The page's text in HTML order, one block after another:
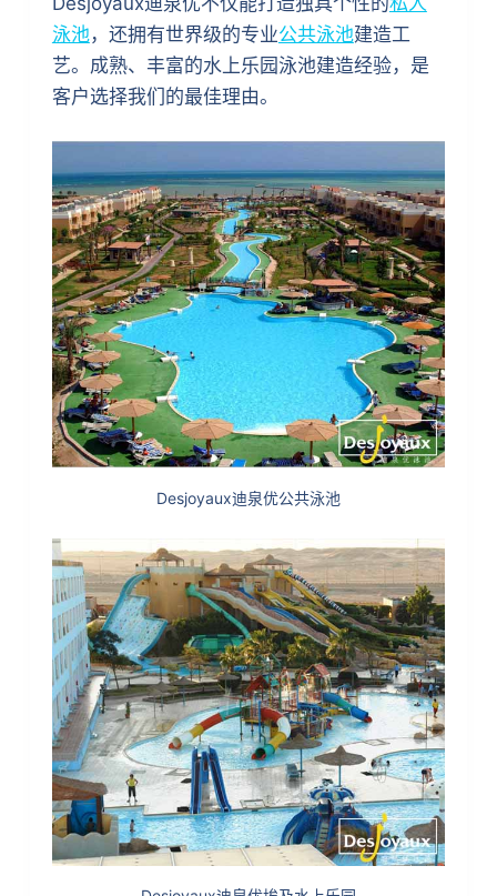
泳池，还拥有世界级的专业公共泳池建造工
艺。成熟、丰富的水上乐园泳池建造经验，是
客户选择我们的最佳理由。
Desjoyaux迪泉优公共泳池